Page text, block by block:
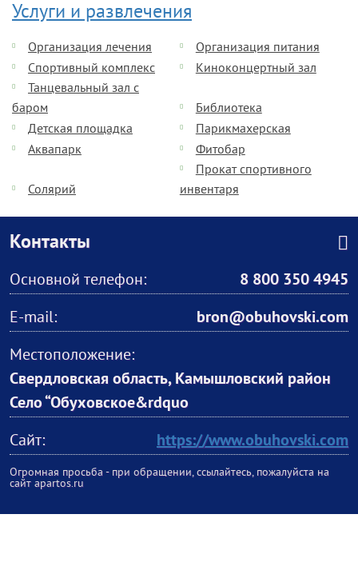
Услуги и развлечения
Организация лечения
Организация питания
Спортивный комплекс
Киноконцертный зал
Танцевальный зал с
баром
Библиотека
Детская площадка
Парикмахерская
Аквапарк
Фитобар
Солярий
Прокат спортивного
инвентаря
Контакты
Основной телефон:
8 800 350 4945
E-mail:
bron@obuhovski.com
Местоположение:
Свердловская область, Камышловский район
Село “Обуховское&rdquo
Сайт:
https://www.obuhovski.com
Огромная просьба - при обращении, ссылайтесь, пожалуйста на
сайт apartos.ru